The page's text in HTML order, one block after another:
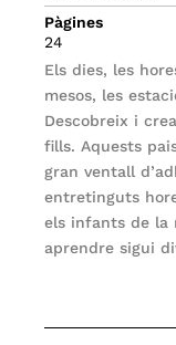
Pàgines
24
Els dies, les
mesos, les
Descobreix i
fills. Aquests
gran ventall
entretinguts
els infants de la
aprendre sigui